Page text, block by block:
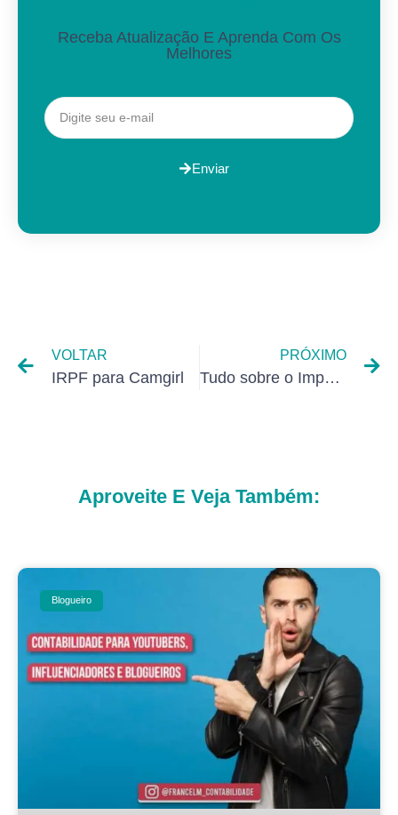
Receba Atualização E Aprenda Com Os
Melhores
Enviar
VOLTAR
IRPF para Camgirl
PRÓXIMO
Tudo sobre o Imposto de renda para Psicólogos
Aproveite E Veja Também:
Blogueiro